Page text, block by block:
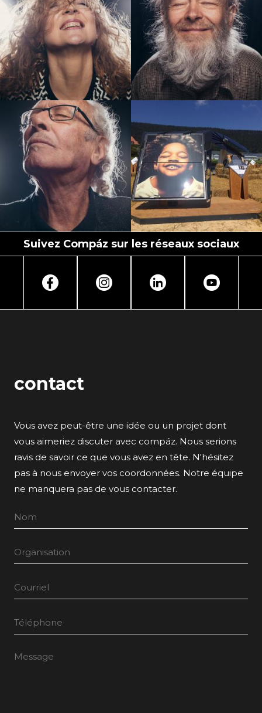
Suivez Compáz sur les réseaux sociaux
contact
Vous avez peut-être une idée ou un projet dont
vous aimeriez discuter avec compáz. Nous serions
ravis de savoir ce que vous avez en tête. N'hésitez
pas à nous envoyer vos coordonnées. Notre équipe
ne manquera pas de vous contacter.